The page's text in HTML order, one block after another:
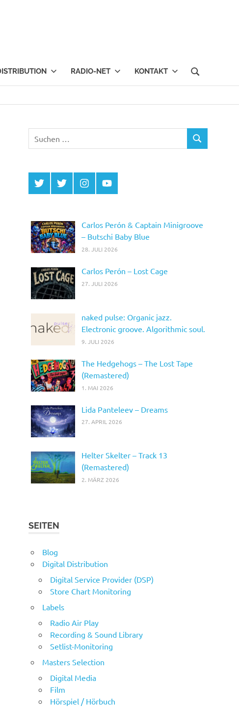
RADIO-NET KONTAKT
nach:
SUCHEN
Twitter
MCDP
Twitter
Musicradiostation
InstagramYouTube
Carlos Perón & Captain Minigroove
– Butschi Baby Blue
28. JULI 2026
Carlos Perón – Lost Cage
27. JULI 2026
naked pulse: Organic jazz.
Electronic groove. Algorithmic soul.
9. JULI 2026
The Hedgehogs – The Lost Tape
(Remastered)
1. MAI 2026
Lida Panteleev – Dreams
27. APRIL 2026
Helter Skelter – Track 13
(Remastered)
2. MÄRZ 2026
SEITEN
Blog
Digital Distribution
Digital Service Provider (DSP)
Store Chart Monitoring
Labels
Radio Air Play
Recording & Sound Library
Setlist-Monitoring
Masters Selection
Digital Media
Film
Hörspiel / Hörbuch